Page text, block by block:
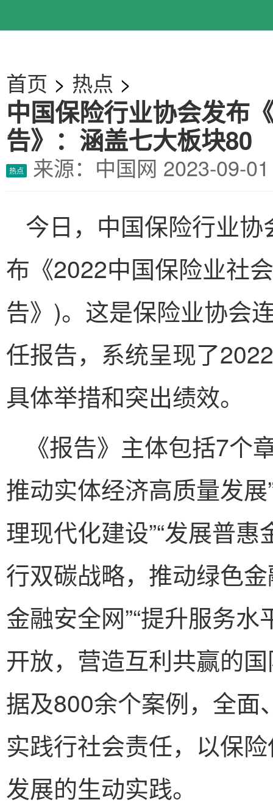
首页 > 热点 >
中国保险行业协会发布
告》：涵盖七大板块80
热点 来源：中国网 2023-09-
今日，中国保险行业
布《2022中国保险业社
告》)。这是保险业协会
任报告，系统呈现了
具体举措和突出绩效。
《报告》主体包括7个
推动实体经济高质量发
理现代化建设”“发展普
行双碳战略，推动绿色
金融安全网”“提升服务
开放，营造互利共赢的
据及800余个案例，全
实践行社会责任，以保
发展的生动实践。